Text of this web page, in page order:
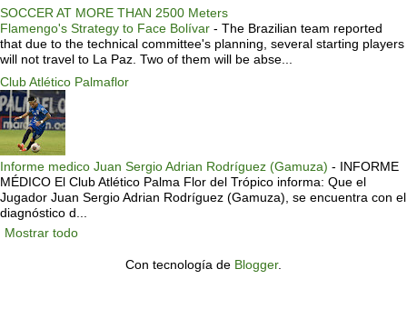
SOCCER AT MORE THAN 2500 Meters
Flamengo's Strategy to Face Bolívar - The Brazilian team reported
that due to the technical committee's planning, several starting players
will not travel to La Paz. Two of them will be abse...
Club Atlético Palmaflor
Informe medico Juan Sergio Adrian Rodríguez (Gamuza) - INFORME
MÉDICO El Club Atlético Palma Flor del Trópico informa: Que el
Jugador Juan Sergio Adrian Rodríguez (Gamuza), se encuentra con el
diagnóstico d...
Mostrar todo
Con tecnología de Blogger.